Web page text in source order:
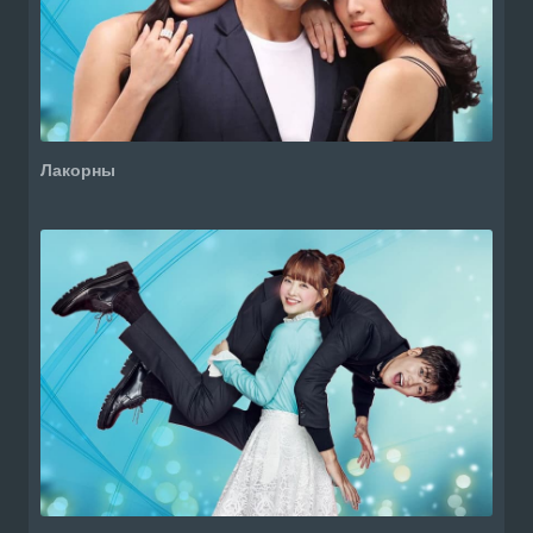
Лакорны